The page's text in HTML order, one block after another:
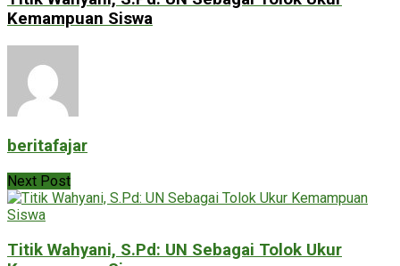
Kemampuan Siswa
beritafajar
Next Post
Titik Wahyani, S.Pd: UN Sebagai Tolok Ukur